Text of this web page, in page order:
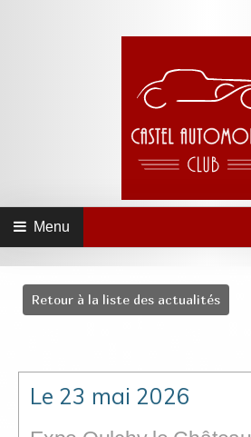
Menu
Retour à la liste des actualités
Le 23 mai 2026